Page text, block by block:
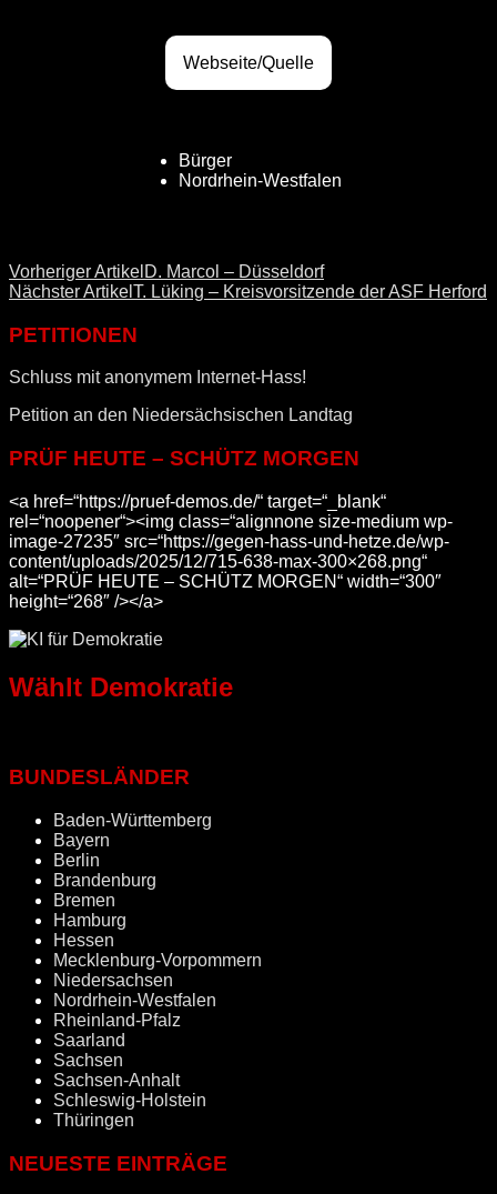
Webseite/Quelle
Bürger
Nordrhein-Westfalen
Vorheriger Artikel D. Marcol – Düsseldorf
Nächster Artikel T. Lüking – Kreisvorsitzende der ASF Herford
PETITIONEN
Schluss mit anonymem Internet-Hass!
Petition an den Niedersächsischen Landtag
PRÜF HEUTE – SCHÜTZ MORGEN
<a href=“https://pruef-demos.de/“ target=“_blank“
rel=“noopener“><img class=“alignnone size-medium wp-
image-27235″ src=“https://gegen-hass-und-hetze.de/wp-
content/uploads/2025/12/715-638-max-300×268.png“
alt=“PRÜF HEUTE – SCHÜTZ MORGEN“ width=“300″
height=“268″ /></a>
Wählt Demokratie
BUNDESLÄNDER
Baden-Württemberg
Bayern
Berlin
Brandenburg
Bremen
Hamburg
Hessen
Mecklenburg-Vorpommern
Niedersachsen
Nordrhein-Westfalen
Rheinland-Pfalz
Saarland
Sachsen
Sachsen-Anhalt
Schleswig-Holstein
Thüringen
NEUESTE EINTRÄGE